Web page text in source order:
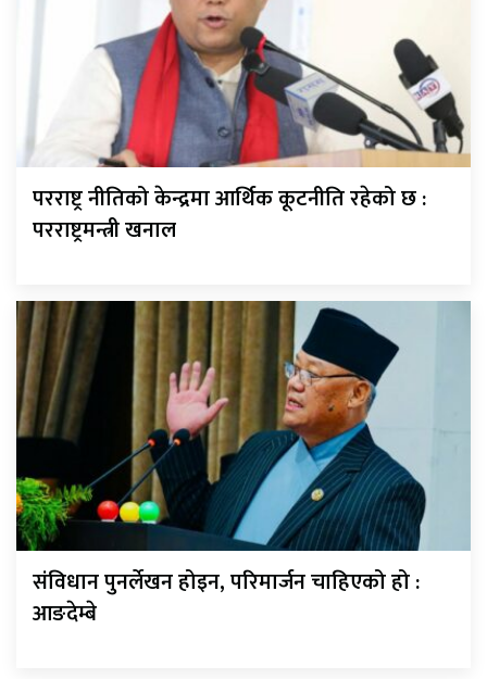
परराष्ट्र नीतिको केन्द्रमा आर्थिक कूटनीति रहेको छ :
परराष्ट्रमन्त्री खनाल
संविधान पुनर्लेखन होइन, परिमार्जन चाहिएको हो :
आङदेम्बे